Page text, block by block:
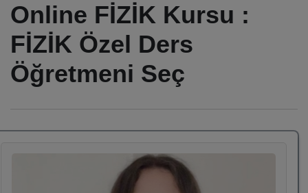
Online FİZİK Kursu :
FİZİK Özel Ders
Öğretmeni Seç